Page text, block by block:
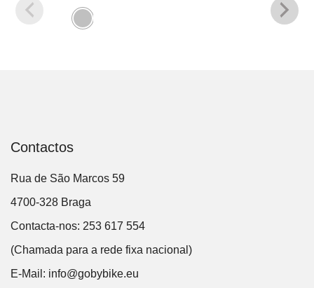
Contactos
Rua de São Marcos 59
4700-328 Braga
Contacta-nos: 253 617 554
(Chamada para a rede fixa nacional)
E-Mail: info@gobybike.eu